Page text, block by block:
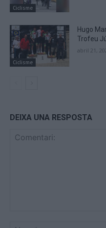
Ciclisme
Ciclisme
Hugo
Trofeu
abril 21,
DEIXA UNA RESPOSTA